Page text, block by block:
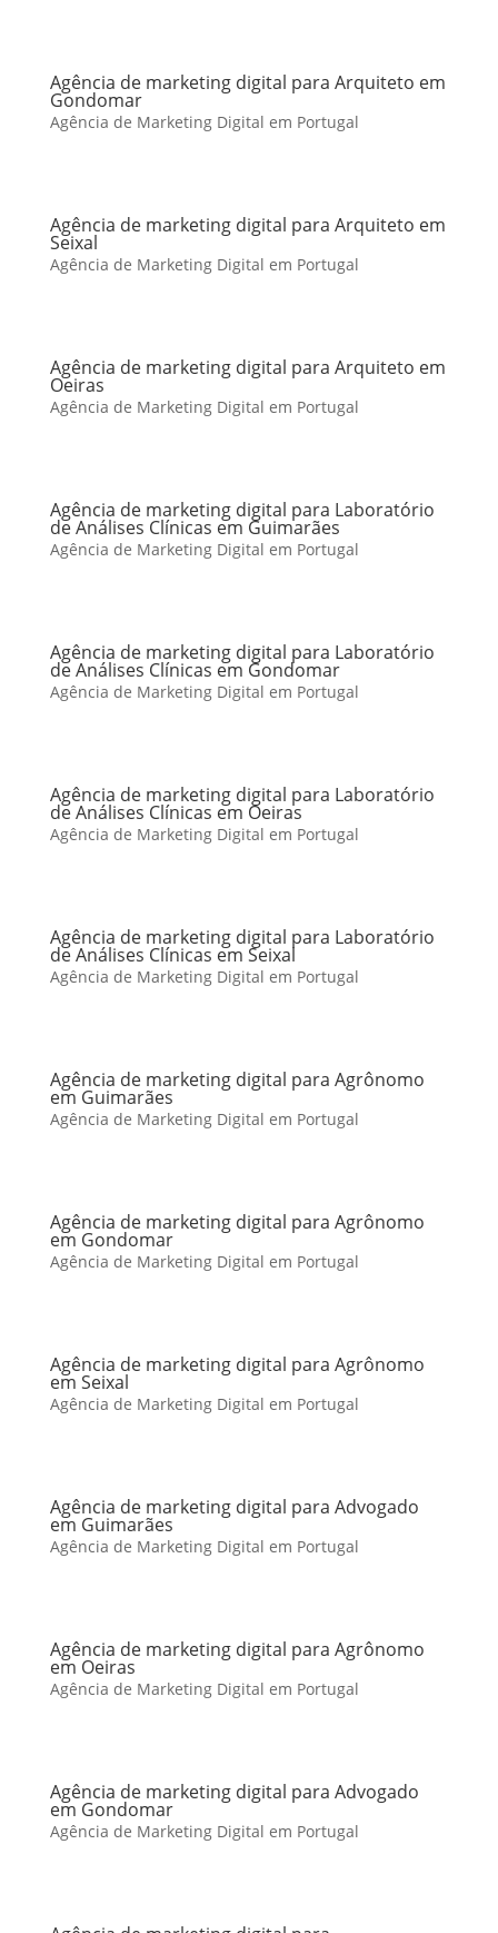
Agência de marketing digital para Arquiteto em
Gondomar
Agência de Marketing Digital em Portugal
Agência de marketing digital para Arquiteto em
Seixal
Agência de Marketing Digital em Portugal
Agência de marketing digital para Arquiteto em
Oeiras
Agência de Marketing Digital em Portugal
Agência de marketing digital para Laboratório
de Análises Clínicas em Guimarães
Agência de Marketing Digital em Portugal
Agência de marketing digital para Laboratório
de Análises Clínicas em Gondomar
Agência de Marketing Digital em Portugal
Agência de marketing digital para Laboratório
de Análises Clínicas em Oeiras
Agência de Marketing Digital em Portugal
Agência de marketing digital para Laboratório
de Análises Clínicas em Seixal
Agência de Marketing Digital em Portugal
Agência de marketing digital para Agrônomo
em Guimarães
Agência de Marketing Digital em Portugal
Agência de marketing digital para Agrônomo
em Gondomar
Agência de Marketing Digital em Portugal
Agência de marketing digital para Agrônomo
em Seixal
Agência de Marketing Digital em Portugal
Agência de marketing digital para Advogado
em Guimarães
Agência de Marketing Digital em Portugal
Agência de marketing digital para Agrônomo
em Oeiras
Agência de Marketing Digital em Portugal
Agência de marketing digital para Advogado
em Gondomar
Agência de Marketing Digital em Portugal